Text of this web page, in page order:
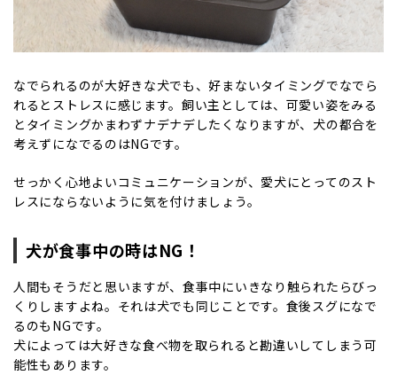
なでられるのが大好きな犬でも、好まないタイミングでなでら
れるとストレスに感じます。飼い主としては、可愛い姿をみる
とタイミングかまわずナデナデしたくなりますが、犬の都合を
考えずになでるのはNGです。
せっかく心地よいコミュニケーションが、愛犬にとってのスト
レスにならないように気を付けましょう。
犬が食事中の時はNG！
人間もそうだと思いますが、食事中にいきなり触られたらびっ
くりしますよね。それは犬でも同じことです。食後スグになで
るのもNGです。
犬によっては大好きな食べ物を取られると勘違いしてしまう可
能性もあります。